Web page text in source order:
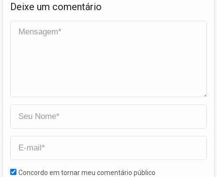
Deixe um comentário
Concordo em tornar meu comentário público